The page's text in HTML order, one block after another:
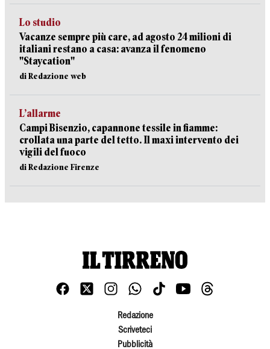
Lo studio
Vacanze sempre più care, ad agosto 24 milioni di
italiani restano a casa: avanza il fenomeno
"Staycation"
di Redazione web
L’allarme
Campi Bisenzio, capannone tessile in fiamme:
crollata una parte del tetto. Il maxi intervento dei
vigili del fuoco
di Redazione Firenze
Redazione
Scriveteci
Pubblicità